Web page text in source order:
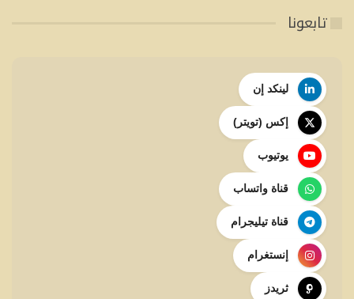
تابعونا
لينكد إن
إكس (تويتر)
يوتيوب
قناة واتساب
قناة تيليجرام
إنستغرام
ثريدز